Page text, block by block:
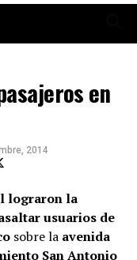
en
2014
lograron la
usuarios de
sobre la avenida
San Antonio